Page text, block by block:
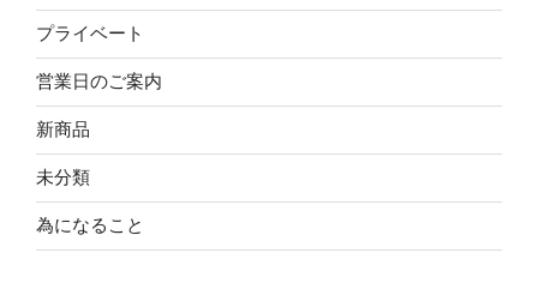
プライベート
営業日のご案内
新商品
未分類
為になること